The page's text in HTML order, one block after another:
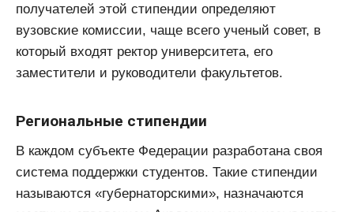
получателей этой стипендии определяют
вузовские комиссии, чаще всего ученый совет, в
который входят ректор университета, его
заместители и руководители факультетов.
Региональные стипендии
В каждом субъекте Федерации разработана своя
система поддержки студентов. Такие стипендии
называются «губернаторскими», назначаются